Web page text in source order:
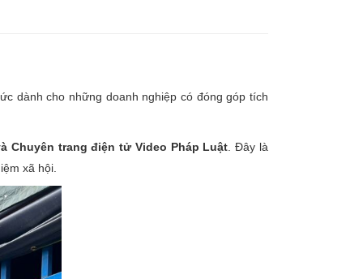
dành cho những doanh nghiệp có đóng góp tích
Chuyên trang điện tử Video Pháp Luật . Đây là
xã hội.